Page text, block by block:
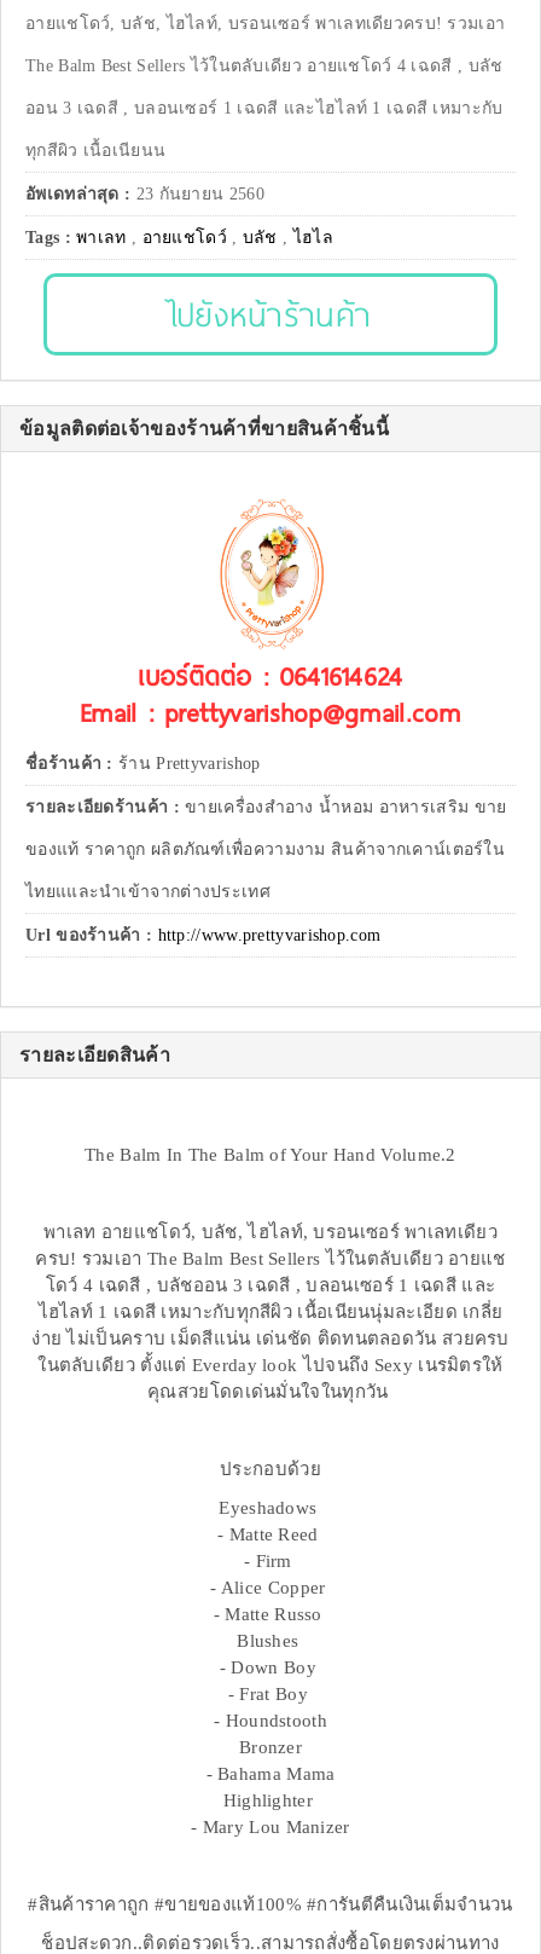
อายแชโดว์, บลัช, ไฮไลท์, บรอนเซอร์ พาเลทเดียวครบ! รวมเอา
The Balm Best Sellers ไว้ในตลับเดียว อายแชโดว์ 4 เฉดสี , บลัช
ออน 3 เฉดสี , บลอนเซอร์ 1 เฉดสี และไฮไลท์ 1 เฉดสี เหมาะกับ
ทุกสีผิว เนื้อเนียนน
อัพเดทล่าสุด : 23 กันยายน 2560
Tags :พาเลท , อายแชโดว์ , บลัช , ไฮไล
ไปยังหน้าร้านค้า
ข้อมูลติดต่อเจ้าของร้านค้าที่ขายสินค้าชิ้นนี้
เบอร์ติดต่อ : 0641614624
Email : prettyvarishop@gmail.com
ชื่อร้านค้า : ร้าน Prettyvarishop
รายละเอียดร้านค้า :ขายเครื่องสำอาง น้ำหอม อาหารเสริม ขาย
ของแท้ ราคาถูก ผลิตภัณฑ์เพื่อความงาม สินค้าจากเคาน์เตอร์ใน
ไทยแและนำเข้าจากต่างประเทศ
Url ของร้านค้า : http://www.prettyvarishop.com
รายละเอียดสินค้า
The Balm In The Balm of Your Hand Volume.2
พาเลท อายแชโดว์, บลัช, ไฮไลท์, บรอนเซอร์ พาเลทเดียว
ครบ! รวมเอา The Balm Best Sellers ไว้ในตลับเดียว อายแช
โดว์ 4 เฉดสี , บลัชออน 3 เฉดสี , บลอนเซอร์ 1 เฉดสี และ
ไฮไลท์ 1 เฉดสี เหมาะกับทุกสีผิว เนื้อเนียนนุ่มละเอียด เกลี่ย
ง่าย ไม่เป็นคราบ เม็ดสีแน่น เด่นชัด ติดทนตลอดวัน สวยครบ
ในตลับเดียว ตั้งแต่ Everday look ไปจนถึง Sexy เนรมิตรให้
คุณสวยโดดเด่นมั่นใจในทุกวัน
ประกอบด้วย
Eyeshadows
- Matte Reed
- Firm
- Alice Copper
- Matte Russo
Blushes
- Down Boy
- Frat Boy
- Houndstooth
Bronzer
- Bahama Mama
Highlighter
- Mary Lou Manizer
#สินค้าราคาถูก #ขายของแท้100% #การันตีคืนเงินเต็มจำนวน
ช็อปสะดวก..ติดต่อรวดเร็ว..สามารถสั่งซื้อโดยตรงผ่านทาง